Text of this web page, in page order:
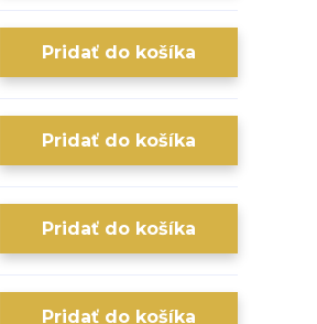
Pridať do košíka
Pridať do košíka
Pridať do košíka
Pridať do košíka